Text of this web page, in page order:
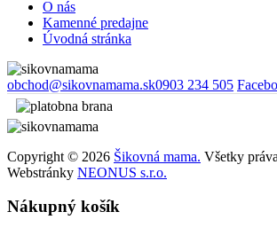
O nás
Kamenné predajne
Úvodná stránka
obchod@sikovnamama.sk0903 234 505
Copyright © 2026 Šikovná mama. Všetky
Webstránky NEONUS s.r.o.
Nákupný košík